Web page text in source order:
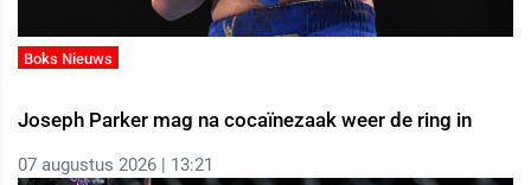
Boks Nieuws
Joseph Parker mag na cocaïnezaak weer de ring in
07 augustus 2026 | 13:21